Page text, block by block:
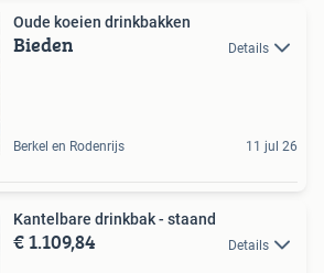
Oude koeien drinkbakken
Bieden Details
Berkel en Rodenrijs 11 jul 26
Kantelbare drinkbak - staand
€ 1.109,84 Details